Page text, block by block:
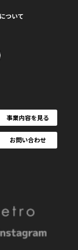
ついて
事業内容を見る
お問い合わせ